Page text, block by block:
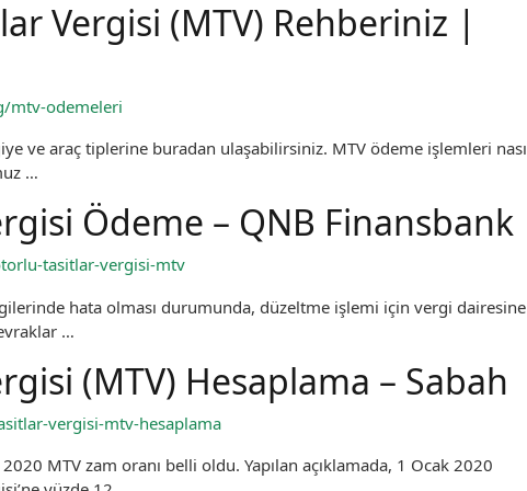
Vergisi (MTV) Rehberiniz |
mtv-odemeleri
ve araç tiplerine buradan ulaşabilirsiniz. MTV ödeme işlemleri
…
Ödeme – QNB Finansbank
tasitlar-vergisi-mtv
hata olması durumunda, düzeltme işlemi için vergi dairesine
…
(MTV) Hesaplama – Sabah
vergisi-mtv-hesaplama
MTV zam oranı belli oldu. Yapılan açıklamada, 1 Ocak 2020